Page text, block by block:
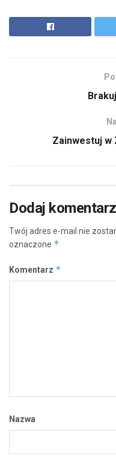
Zainwestuj w
Dodaj komentarz
Twój adres e-mail nie
oznaczone *
Komentarz *
Nazwa